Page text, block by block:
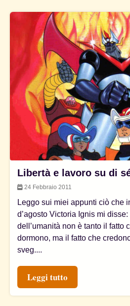
Libertà e lavoro su di
24 Febbraio 2011
Leggo sui miei appunti ciò che
d’agosto Victoria Ignis mi
dell’umanità non è tanto il fatto
dormono, ma il fatto che
sveg....
Leggi tutto